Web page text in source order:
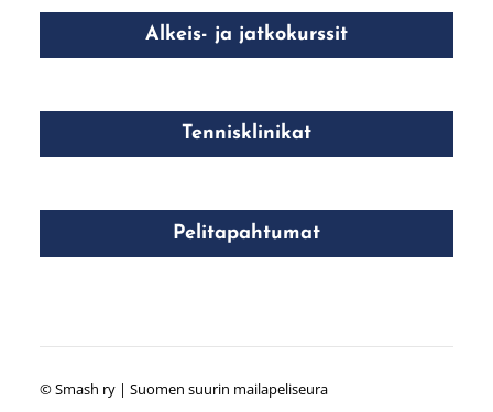
Alkeis- ja jatkokurssit
Tennisklinikat
Pelitapahtumat
©Smash ry | Suomen suurin mailapeliseura